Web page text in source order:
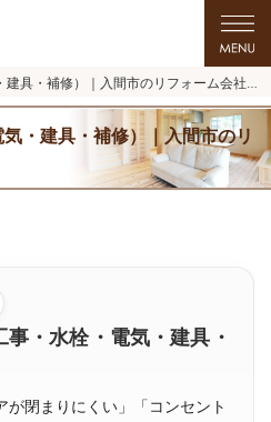
・補修）｜入間市のリフォーム会社 住心
・建具・補修）｜入間市のリ
・川越市のリフォーム・リノベーション
リノベーションを手がける工務店なら住
・水栓・電気・建具・
が閉まりにくい」「コンセント